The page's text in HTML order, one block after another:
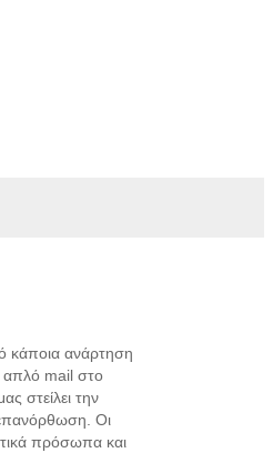
κάποια ανάρτηση
απλό mail στο
στείλει την
Οι
πρόσωπα και